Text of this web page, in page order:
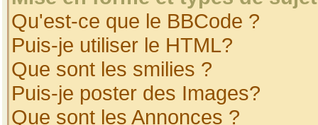
Qu'est-ce que le BBCode ?
Puis-je utiliser le HTML?
Que sont les smilies ?
Puis-je poster des Images?
Que sont les Annonces ?